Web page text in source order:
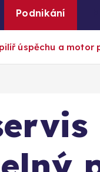
Podnikání
úspěchu a motor